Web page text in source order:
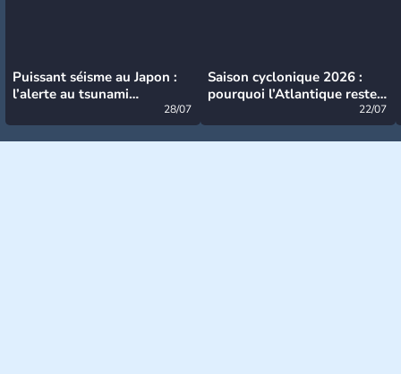
Puissant séisme au Japon :
l’alerte au tsunami
28/07
Saison cyclonique 2026 :
pourquoi l’Atlantique reste
22/07